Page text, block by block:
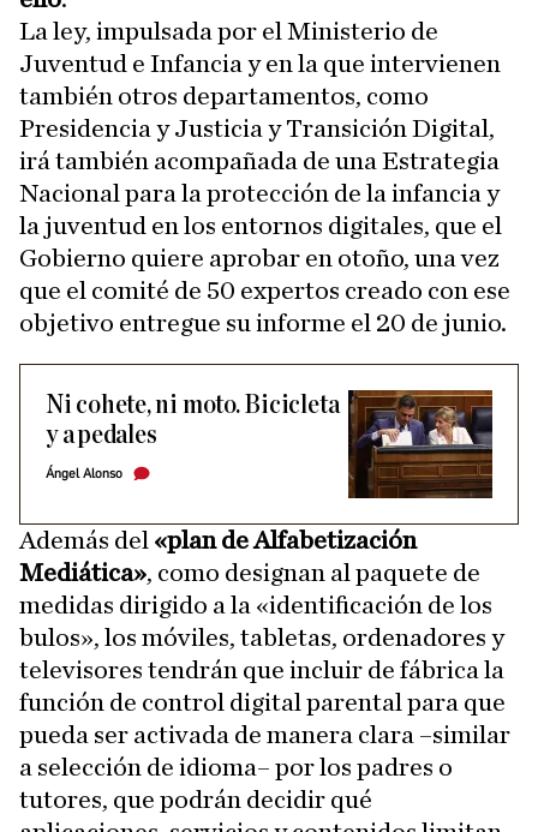
La ley, impulsada por el Ministerio de
Juventud e Infancia y en la que intervienen
también otros departamentos, como
Presidencia y Justicia y Transición Digital,
irá también acompañada de una Estrategia
Nacional para la protección de la infancia y
la juventud en los entornos digitales, que el
Gobierno quiere aprobar en otoño, una vez
que el comité de 50 expertos creado con ese
objetivo entregue su informe el 20 de junio.
Ni cohete, ni moto. Bicicleta
y a pedales
Ángel Alonso
Además del «plan de Alfabetización
Mediática», como designan al paquete de
medidas dirigido a la «identificación de los
bulos», los móviles, tabletas, ordenadores y
televisores tendrán que incluir de fábrica la
función de control digital parental para que
pueda ser activada de manera clara –similar
a selección de idioma– por los padres o
tutores, que podrán decidir qué